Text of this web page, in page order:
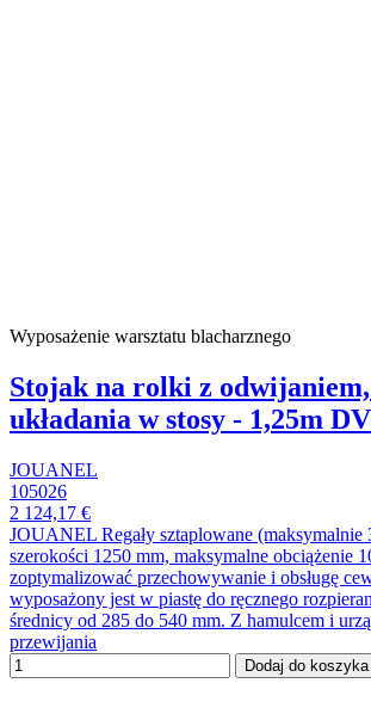
Wyposażenie warsztatu blacharznego
Stojak na rolki z
układania w stosy - 1,25m
JOUANEL
105026
2 124,17 €
JOUANEL Regały sztaplowane (maksymalnie
szerokości 1250 mm, maksymalne obciążenie
zoptymalizować przechowywanie i obsługę
wyposażony jest w piastę do ręcznego
średnicy od 285 do 540 mm. Z hamulcem i
przewijania
Dodaj do koszyka